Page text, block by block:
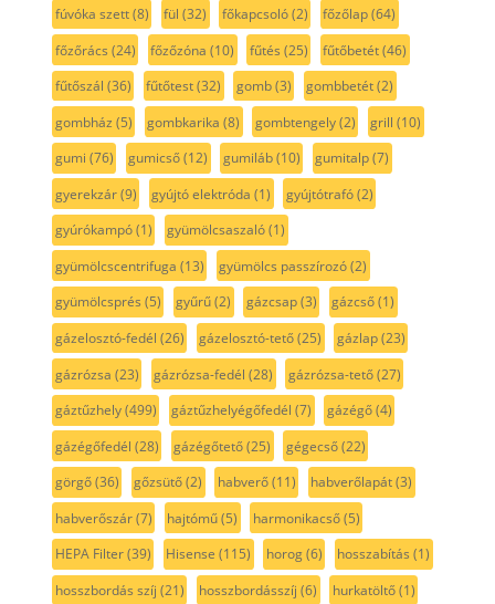
fúvóka szett(8) fül (32) főkapcsoló(2) főzőlap(64)
főzőrács (24) főzőzóna (10) fűtés (25) fűtőbetét(46)
fűtőszál (36) fűtőtest(32) gomb(3) gombbetét(2)
gombház (5) gombkarika (8) gombtengely(2) grill (10)
gumi (76) gumicső(12) gumiláb(10) gumitalp(7)
gyerekzár(9) gyújtó elektróda (1) gyújtótrafó(2)
gyúrókampó(1) gyümölcsaszaló(1)
gyümölcscentrifuga (13) gyümölcs passzírozó(2)
gyümölcsprés (5) gyűrű(2) gázcsap(3) gázcső(1)
gázelosztó-fedél (26) gázelosztó-tető(25) gázlap(23)
gázrózsa (23) gázrózsa-fedél (28) gázrózsa-tető(27)
gáztűzhely(499) gáztűzhelyégőfedél (7) gázégő(4)
gázégőfedél (28) gázégőtető(25) gégecső(22)
görgő(36) gőzsütő(2) habverő(11) habverőlapát(3)
habverőszár(7) hajtómű(5) harmonikacső(5)
HEPA Filter(39) Hisense (115) horog(6) hosszabítás (1)
hosszbordás szíj (21) hosszbordásszíj (6) hurkatöltő(1)